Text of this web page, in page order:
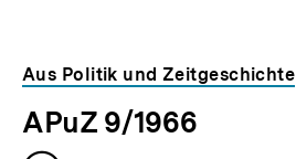
Aus Politik und Zeitgeschichte
APuZ 9/1966